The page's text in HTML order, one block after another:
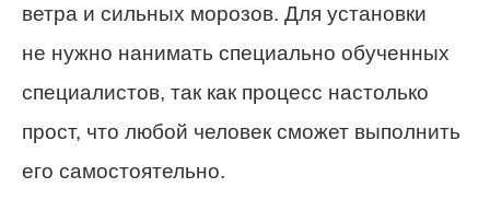
ветра и сильных морозов. Для установки
не нужно нанимать специально обученных
специалистов, так как процесс настолько
прост, что любой человек сможет выполнить
его самостоятельно.